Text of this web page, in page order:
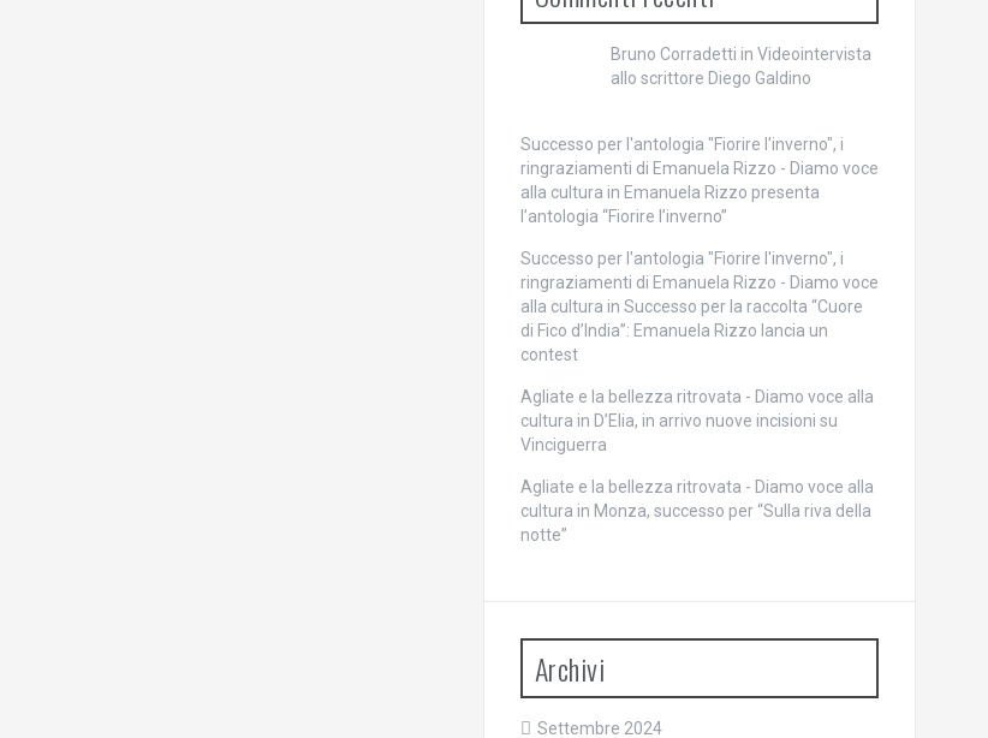
Bruno Corradetti in Videointervista
allo scrittore Diego Galdino
Successo per l'antologia "Fiorire l'inverno", i
ringraziamenti di Emanuela Rizzo - Diamo voce
alla cultura in Emanuela Rizzo presenta
l’antologia “Fiorire l’inverno”
Successo per l'antologia "Fiorire l'inverno", i
ringraziamenti di Emanuela Rizzo - Diamo voce
alla cultura in Successo per la raccolta “Cuore
di Fico d’India”: Emanuela Rizzo lancia un
contest
Agliate e la bellezza ritrovata - Diamo voce alla
cultura in D’Elia, in arrivo nuove incisioni su
Vinciguerra
Agliate e la bellezza ritrovata - Diamo voce alla
cultura in Monza, successo per “Sulla riva della
notte”
Archivi
Settembre 2024